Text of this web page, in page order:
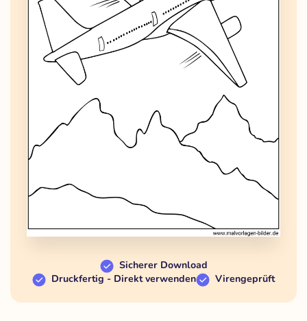
Sicherer Download
Druckfertig - Direkt verwenden
Virengeprüft